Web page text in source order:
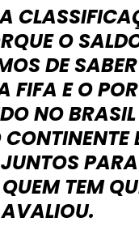
O
DE
FIFA E O
NO
TEM
AVALIOU.